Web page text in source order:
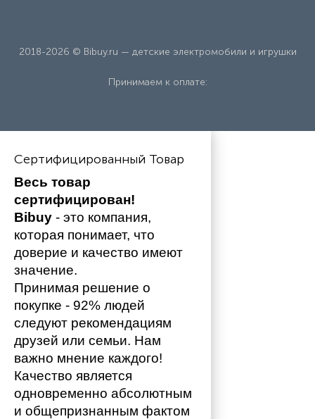
2018-2026 © Bibuy.ru — детские электромобили и игрушки
Принимаем к оплате:
Сертифицированный Товар
Весь товар
сертифицирован!
Bibuy - это компания,
которая понимает, что
доверие и качество имеют
значение.
Принимая решение о
покупке - 92% людей
следуют рекомендациям
друзей или семьи. Нам
важно мнение каждого!
Качество является
одновременно абсолютным
и общепризнанным фактом